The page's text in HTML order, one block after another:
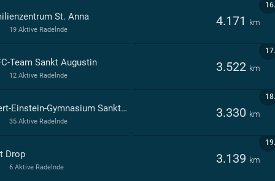
16.
St. Anna 4.171 km
19 Aktive Radelnde
17.
Team Sankt Augustin 3.522 km
12 Aktive Radelnde
18.
Albert-Einstein-Gymnasium Sankt Augustin 3.330 km
35 Aktive Radelnde
19.
Drop 3.139 km
6 Aktive Radelnde